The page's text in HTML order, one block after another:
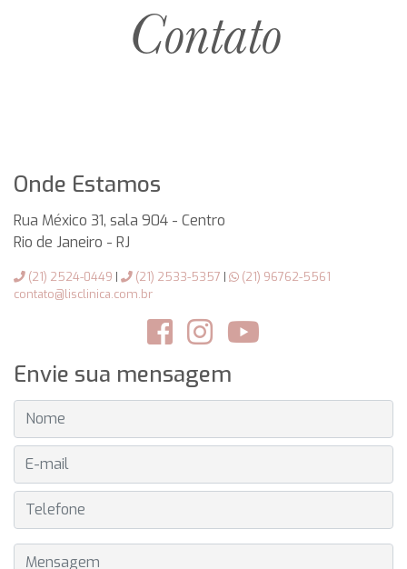
Contato
Onde Estamos
Rua México 31, sala 904 - Centro
Rio de Janeiro - RJ
(21) 2524-0449 | (21) 2533-5357 |
(21) 96762-5561
contato@lisclinica.com.br
Envie sua mensagem
NOME
E-MAIL
TELEFONE
MENSAGEM